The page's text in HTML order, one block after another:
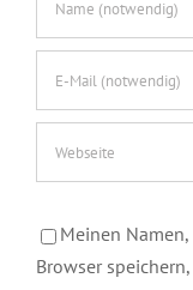
Meinen
Browser